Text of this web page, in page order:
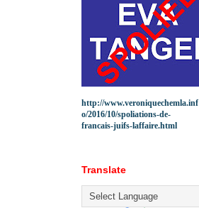
http://www.veroniquechemla.inf
o/2016/10/spoliations-de-
francais-juifs-laffaire.html
Translate